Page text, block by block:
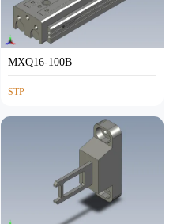
MXQ16-100B
STP